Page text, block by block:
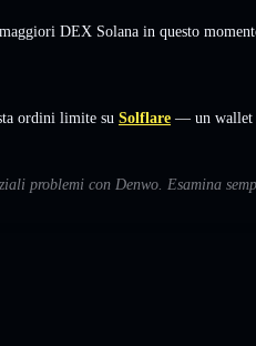
DEX Solana in questo
ordini limite su Solflare — un wallet
problemi con Denwo. Esamina